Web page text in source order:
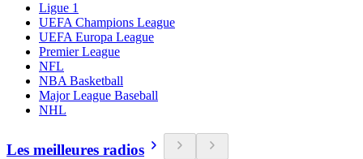
Ligue 1
UEFA Champions League
UEFA Europa League
Premier League
NFL
NBA Basketball
Major League Baseball
NHL
Les meilleures radios